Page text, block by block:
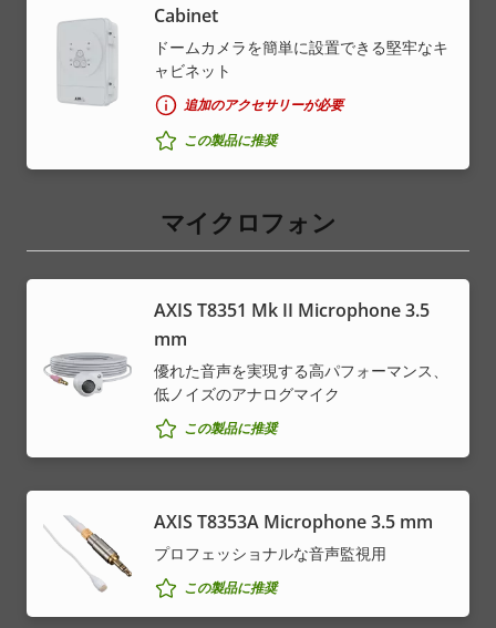
Cabinet
ドームカメラを簡単に設置できる堅牢なキ
ャビネット
追加のアクセサリーが必要
この製品に推奨
マイクロフォン
AXIS T8351 Mk II Microphone 3.5
mm
優れた音声を実現する高パフォーマンス、
低ノイズのアナログマイク
この製品に推奨
AXIS T8353A Microphone 3.5 mm
プロフェッショナルな音声監視用
この製品に推奨